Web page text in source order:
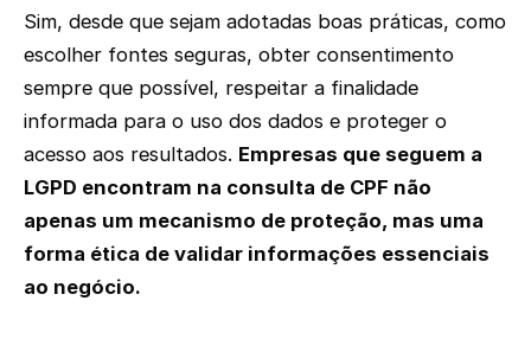
Sim, desde que sejam adotadas boas práticas, como
escolher fontes seguras, obter consentimento
sempre que possível, respeitar a finalidade
informada para o uso dos dados e proteger o
acesso aos resultados. Empresas que seguem a
LGPD encontram na consulta de CPF não
apenas um mecanismo de proteção, mas uma
forma ética de validar informações essenciais
ao negócio.